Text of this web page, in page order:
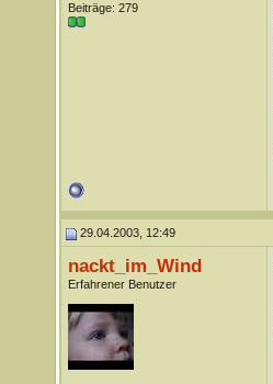
Beiträge: 279
29.04.2003, 12:49
nackt_im_Wind
Erfahrener Benutzer